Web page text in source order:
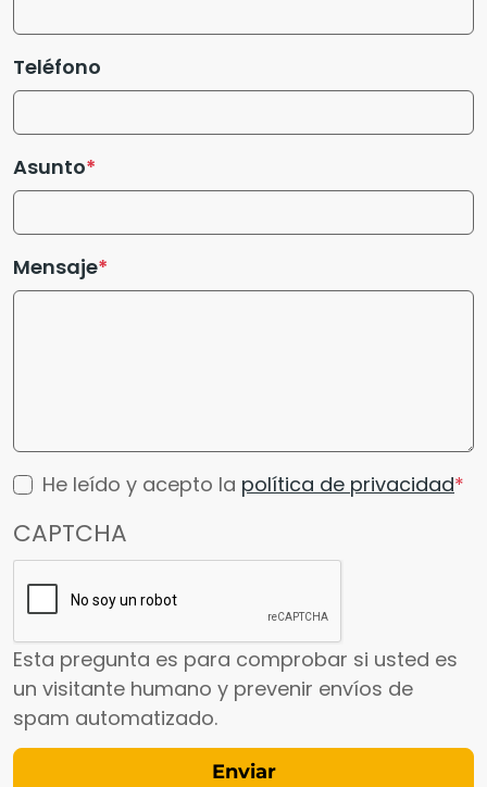
Teléfono
Asunto
Mensaje
He leído y acepto la política de privacidad
CAPTCHA
Esta pregunta es para comprobar si usted es
un visitante humano y prevenir envíos de
spam automatizado.